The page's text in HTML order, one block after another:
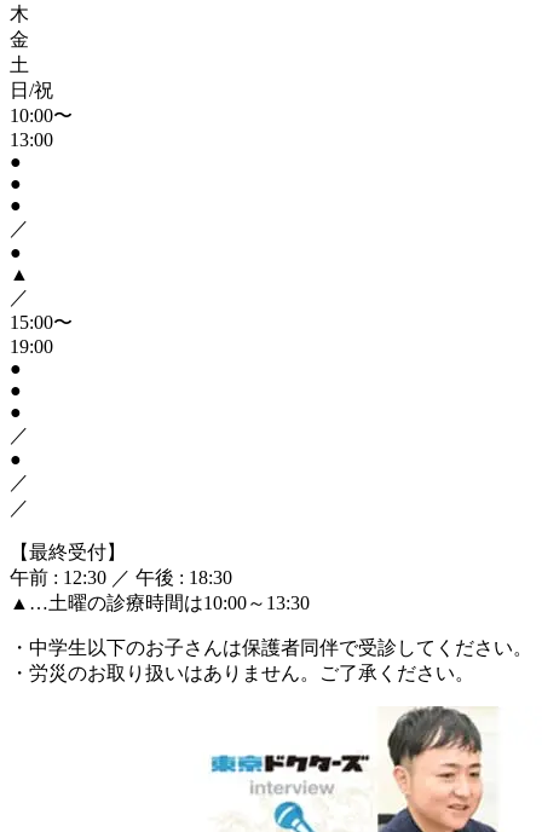
木
金
土
日/祝
10:00〜
13:00
●
●
●
／
●
▲
／
15:00〜
19:00
●
●
●
／
●
／
／
【最終受付】
午前 : 12:30 ／ 午後 : 18:30
▲…土曜の診療時間は10:00～13:30
・中学生以下のお子さんは保護者同伴で受診してください。
・労災のお取り扱いはありません。ご了承ください。